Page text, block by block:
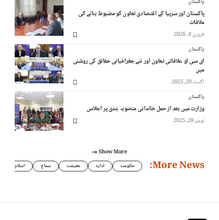
پاکستان اور سربیا کے اقتصادی تعاون کو مضبوط بنانے کی
ملاقات
فروری 4, 2026
پاکستان
ای سی او علاقائی تعاون اور نئے جغرافیائی حقائق کی روشنی
میں
اگست 20, 2025
پاکستان
وزارت میں بعد از حمل خاندانی منصوبہ بندی پر اجلاس
نومبر 28, 2025
Show More
More News: حکومت ادارہ معیشت سماج اسلام